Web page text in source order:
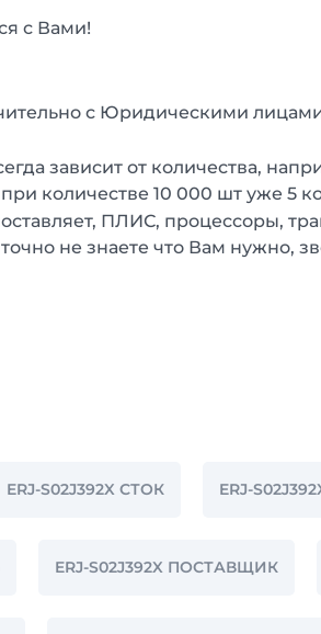
с Вами!
с Юридическими
зависит от количества,
количестве 10 000 шт уже 5
ПЛИС, процессоры,
не знаете что Вам нужно,
ERJ-S02J392X СТОК ERJ-
ERJ-S02J392X ПОСТАВЩИК